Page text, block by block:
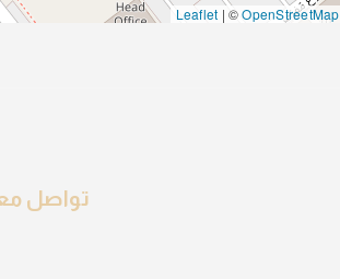
| ©OpenStreetMap
تواصل